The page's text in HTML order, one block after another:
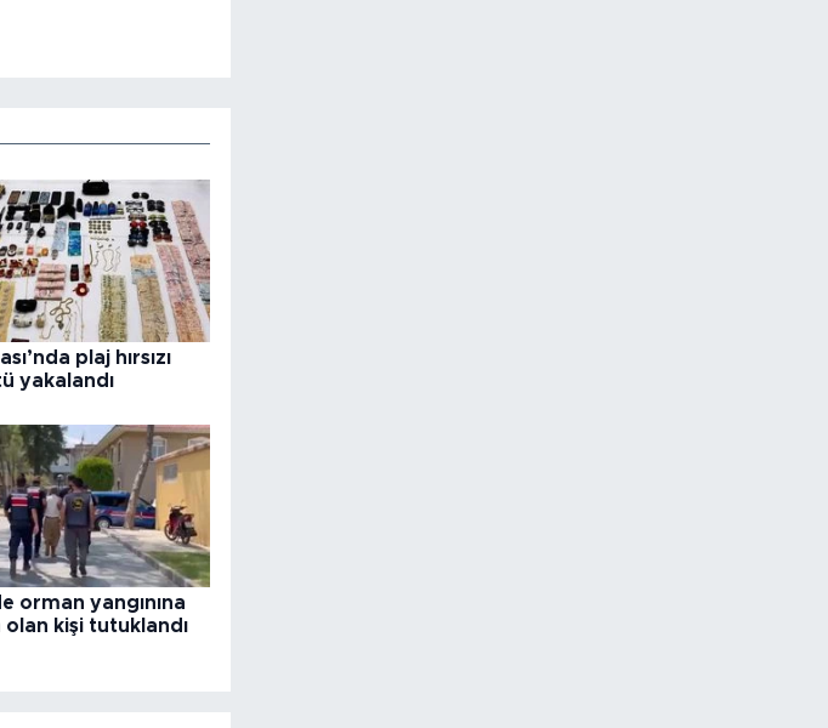
plaj hırsızı
yakalandı
orman yangınına
olan kişi tutuklandı